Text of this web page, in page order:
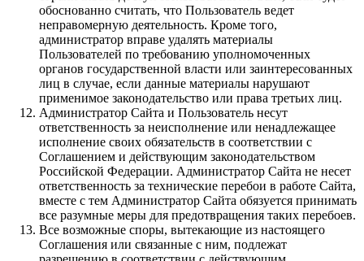
обоснованно считать, что Пользователь ведет
неправомерную деятельность. Кроме того,
администратор вправе удалять материалы
Пользователей по требованию уполномоченных
органов государственной власти или заинтересованных
лиц в случае, если данные материалы нарушают
применимое законодательство или права третьих лиц.
Администратор Сайта и Пользователь несут
ответственность за неисполнение или ненадлежащее
исполнение своих обязательств в соответствии с
Соглашением и действующим законодательством
Российской Федерации. Администратор Сайта не несет
ответственность за технические перебои в работе Сайта,
вместе с тем Администратор Сайта обязуется принимать
все разумные меры для предотвращения таких перебоев.
Все возможные споры, вытекающие из настоящего
Соглашения или связанные с ним, подлежат